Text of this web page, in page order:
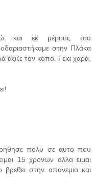
και εκ μέρους του
στην Πλάκα
άξιζε τον κόπο. Γεια χαρά,
πολυ σε αυτο που
15 χρονων αλλα ειμαι
στην απανεμια και